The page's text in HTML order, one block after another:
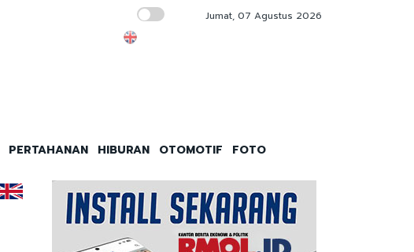
Muktamar ke-15, Nasyiatul Aisyiyah
Jumat, 07 Agustus 2026
PERTAHANAN HIBURAN OTOMOTIF FOTO